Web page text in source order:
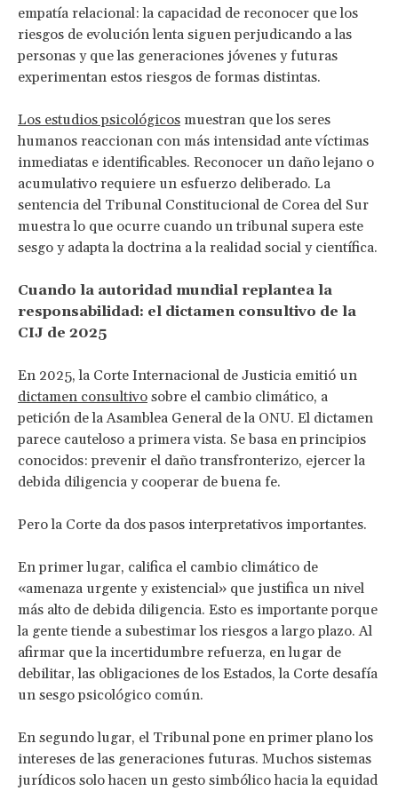
empatía relacional: la capacidad de reconocer que los
riesgos de evolución lenta siguen perjudicando a las
personas y que las generaciones jóvenes y futuras
experimentan estos riesgos de formas distintas.
Los estudios psicológicos muestran que los seres
humanos reaccionan con más intensidad ante víctimas
inmediatas e identificables. Reconocer un daño lejano o
acumulativo requiere un esfuerzo deliberado. La
sentencia del Tribunal Constitucional de Corea del Sur
muestra lo que ocurre cuando un tribunal supera este
sesgo y adapta la doctrina a la realidad social y científica.
Cuando la autoridad mundial replantea la
responsabilidad: el dictamen consultivo de la
CIJ de 2025
En 2025, la Corte Internacional de Justicia emitió un
dictamen consultivo sobre el cambio climático, a
petición de la Asamblea General de la ONU. El dictamen
parece cauteloso a primera vista. Se basa en principios
conocidos: prevenir el daño transfronterizo, ejercer la
debida diligencia y cooperar de buena fe.
Pero la Corte da dos pasos interpretativos importantes.
En primer lugar, califica el cambio climático de
«amenaza urgente y existencial» que justifica un nivel
más alto de debida diligencia. Esto es importante porque
la gente tiende a subestimar los riesgos a largo plazo. Al
afirmar que la incertidumbre refuerza, en lugar de
debilitar, las obligaciones de los Estados, la Corte desafía
un sesgo psicológico común.
En segundo lugar, el Tribunal pone en primer plano los
intereses de las generaciones futuras. Muchos sistemas
jurídicos solo hacen un gesto simbólico hacia la equidad